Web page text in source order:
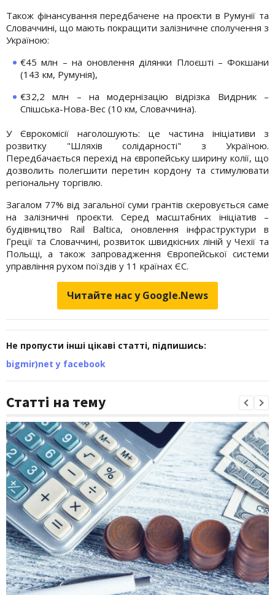
Також фінансування передбачене на проєкти в Румунії та
Словаччині, що мають покращити залізничне сполучення з
Україною:
€45 млн – на оновлення ділянки Плоєшті – Фокшани
(143 км, Румунія),
€32,2 млн – на модернізацію відрізка Видрник –
Спішська-Нова-Вес (10 км, Словаччина).
У Єврокомісії наголошують: це частина ініціативи з
розвитку "Шляхів солідарності" з Україною.
Передбачається перехід на європейську ширину колії, що
дозволить полегшити перетин кордону та стимулювати
регіональну торгівлю.
Загалом 77% від загальної суми грантів скеровується саме
на залізничні проєкти. Серед масштабних ініціатив –
будівництво Rail Baltica, оновлення інфраструктури в
Греції та Словаччині, розвиток швидкісних ліній у Чехії та
Польщі, а також запровадження Європейської системи
управління рухом поїздів у 11 країнах ЄС.
Читайте нас у Google.News
Не пропусти інші цікаві статті, підпишись:
bigmir)net у facebook
Статті на тему